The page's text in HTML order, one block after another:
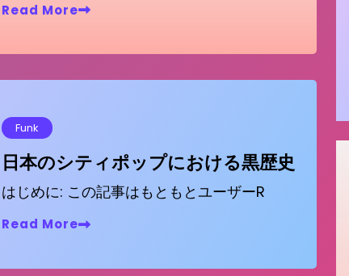
Read More
Funk
日本のシティポップにおける黒歴史
はじめに: この記事はもともとユーザーR
Read More